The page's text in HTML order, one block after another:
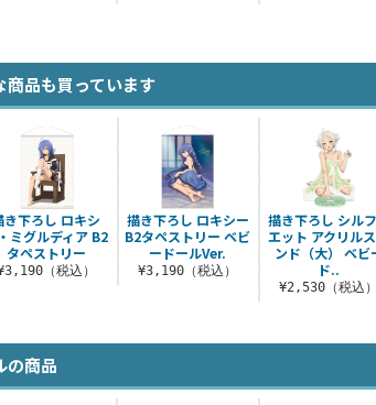
商品も買っています
描き下ろし ロキシー
B2タペストリー ベビ
ードールVer.
¥3,190（税込）
描き下ろし シル
エット アクリル
ンド（大） ベビ
ド..
¥2,530（税込
き下ろし ロキシ
ミグルディア B2
タペストリー
（税込）
の商品